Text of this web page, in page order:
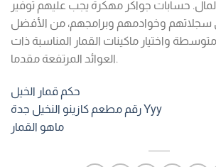
حسابات جواكر مهكرة يجب عليهم توفير
سجلاتهم وخوادمهم وبرامجهم، من الأفضل
واختيار ماكينات القمار المناسبة ذات
العوائد المرتفعة مقدما.
حكم قمار الخيل
رقم مطعم كازينو النخيل جدة Yyy
ماهو القمار